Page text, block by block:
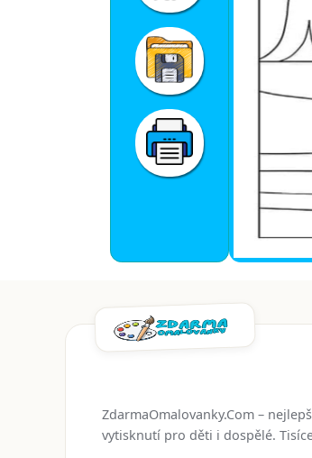
ZdarmaOmalovanky.Com –
vytisknutí pro děti i dospělé.